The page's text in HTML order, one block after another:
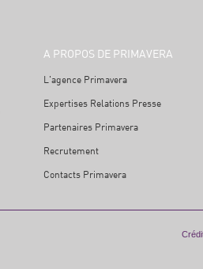
A PROPOS DE PRIMAVERA
L'agence Primavera
Expertises Relations Presse
Partenaires Primavera
Recrutement
Contacts Primavera